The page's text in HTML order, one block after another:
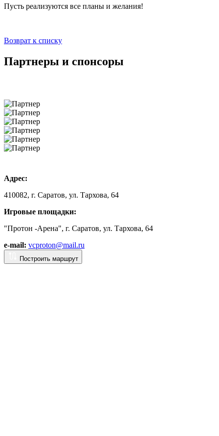
Пусть реализуются все планы и желания!
Возврат к списку
Партнеры и спонсоры
Адрес:
410082, г. Саратов, ул. Тархова, 64
Игровые площадки:
"Протон -Арена", г. Саратов, ул. Тархова, 64
e-mail: vcproton@mail.ru
Построить маршрут